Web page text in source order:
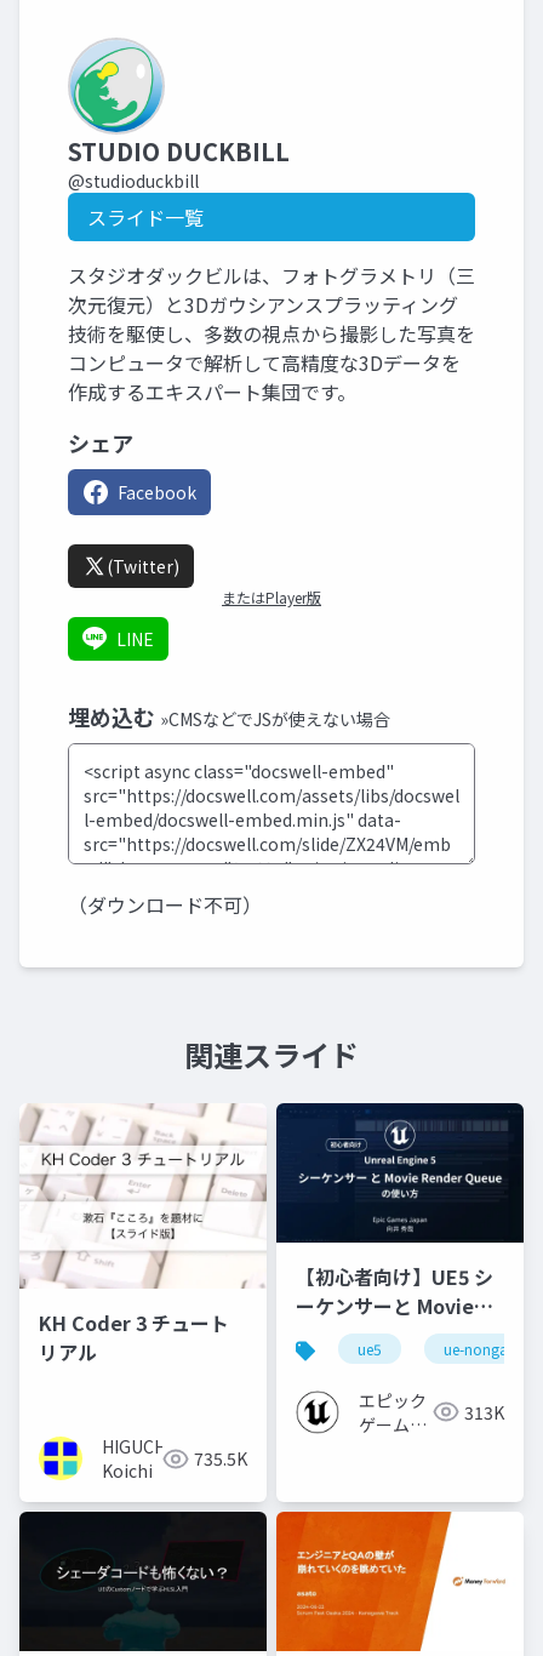
STUDIO DUCKBILL
@studioduckbill
スライド一覧
スタジオダックビルは、フォトグラメトリ（三
次元復元）と3Dガウシアンスプラッティング
技術を駆使し、多数の視点から撮影した写真を
コンピュータで解析して高精度な3Dデータを
作成するエキスパート集団です。
シェア
Facebook
(Twitter)
またはPlayer版
LINE
埋め込む »CMSなどでJSが使えない場合
（ダウンロード不可）
関連スライド
KH Coder 3 チュート
リアル
HIGUCHI
Koichi
735.5K
【初心者向け】UE5 シ
ーケンサーと Movie
Render Queue の使い
方【Cinematic Dive
2023】
ue5 ue-nongame
エピック
ゲームズ
313K